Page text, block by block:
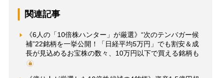
関連記事
《6人の「10倍株ハンター」が厳選》“次のテンバガー候
補”22銘柄を一挙公開！「日経平均5万円」でも割安＆成
長が見込めるお宝株の数々、10万円以下で買える銘柄も